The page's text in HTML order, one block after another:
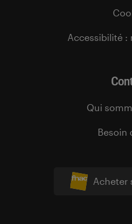
Acheter
Accessibilité
Qui
Besoin